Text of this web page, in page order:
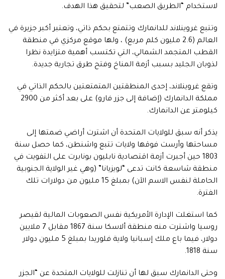
لاستخدام “الطريق الصعب” لتحقيق هذا الهدف.
وتتبع غروينلاند للدانمارك وتتمتع بحكم ذاتي، وتعتبر أكبر جزيرة في
العالم (2.6 مليون كلم مربع) ، ولها موقع مركزي في منطقة
القطب المتجمد الشمالي، التي تكتسب أهمية متزايدة نظرا
لذوبان الجليد بسبب أزمة المناخ وفتح طرق تجارية جديدة.
وتقع غروينلاند، إحدى المنطقتين المتمتعتين بالحكم الذاتي في
مملكة الدانمارك (إضافة إلى جزر فارو) على بعد أكثر من 2900
كيلومتر عن الدانمارك.
يذكر أنه سبق للولايات المتحدة أن اشترت أراضي ضمتها إلى
مساحتها وأرست فوقها ولايات تتبع واشنطن، كما حصل سنة
1803 حين أجبرت أزمة اقتصادية نابليون بونابرت على التفويت في
منطقة شاسعة كانت تدعى “لويزيانا” (وهي غير الولاية الجنوبية
الحاملة لنفس الاسم الآن) بمبلغ 15 مليون من دولارات تلك
الفترة.
كما استغلت الإدارة الأمريكية نفس الصعوبات المالية لقيصر
روسيا واشترت منه منطقة ألاسكا سنة 1867 مقابل 7 ملايين
دولار، فيما باع ملك إسبانيا ولاية فلوريدا بمبلغ 5 مليون دولار
سنة 1818.
وحتى الدانمارك سبق لها أن تنازلت للولايات المتحدة عن “الجزر